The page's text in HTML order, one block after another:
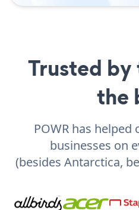
Trusted
the
POWR has
businesses on
(besides Antarctica,